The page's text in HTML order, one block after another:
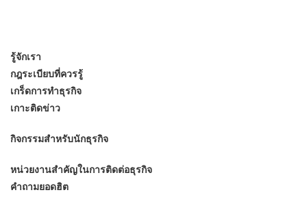
รู้จักเรา
กฎระเบียบที่ควรรู้
เกร็ดการทำธุรกิจ
เกาะติดข่าว
กิจกรรมสำหรับนักธุรกิจ
หน่วยงานสำคัญในการติดต่อธุรกิจ
คำถามยอดฮิต